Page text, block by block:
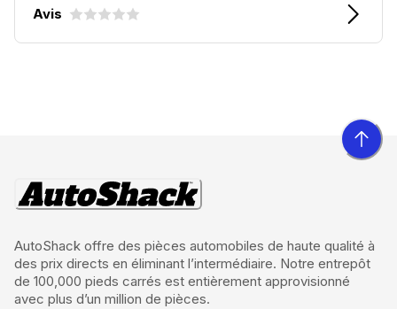
Avis
AutoShack offre des pièces automobiles de haute qualité à
des prix directs en éliminant l’intermédiaire. Notre entrepôt
de 100,000 pieds carrés est entièrement approvisionné
avec plus d’un million de pièces.